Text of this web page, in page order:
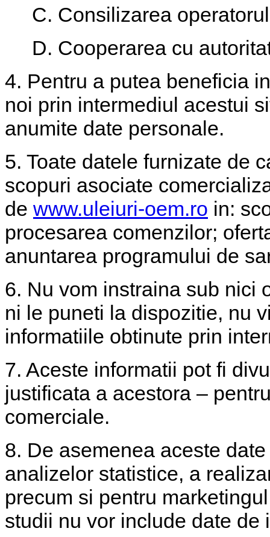
C. Consilizarea
D. Cooperarea cu
4. Pentru a putea beneficia
noi prin intermediul acestui
anumite date personale.
5. Toate datele furnizate de
scopuri asociate
de www.uleiuri-oem.ro in:
procesarea comenzilor;
anuntarea programului de
6. Nu vom instraina sub nici
ni le puneti la dispozitie, nu
informatiile obtinute prin
7. Aceste informatii pot fi
justificata a acestora –
comerciale.
8. De asemenea aceste
analizelor statistice, a
precum si pentru
studii nu vor include date de